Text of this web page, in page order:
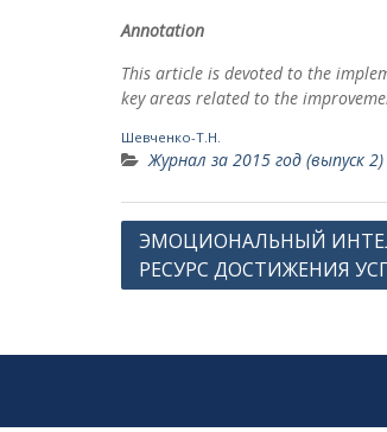
Annotation
This article is devoted to the
key areas related to the
Шевченко-Т.Н.
Журнал за 2015 год (выпуск 2)
Навигация
по
ЭМОЦИОНАЛЬНЫЙ
РЕСУРС ДОСТИЖЕНИЯ